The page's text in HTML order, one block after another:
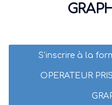
S'inscrire à la
OPERATEUR